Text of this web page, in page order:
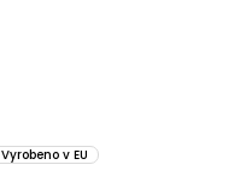
Vyrobeno v EU